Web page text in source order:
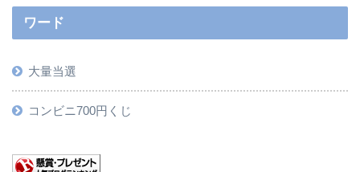
ワード
大量当選
コンビニ700円くじ